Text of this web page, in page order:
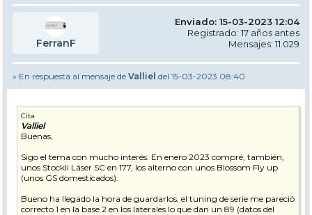
FerranF
Enviado: 15-03-2023 12:04
Registrado: 17 años antes
Mensajes: 11.029
» En respuesta al mensaje de Valliel del 15-03-2023 08:40
Cita
Valliel
Buenas,
Sigo el tema con mucho interés. En enero 2023 compré, también,
unos Stockli Láser SC en 177, los alterno con unos Blossom Fly up
(unos GS domesticados).
Bueno ha llegado la hora de guardarlos, el tuning de serie me pareció
correcto 1 en la base 2 en los laterales lo que dan un 89 (datos del